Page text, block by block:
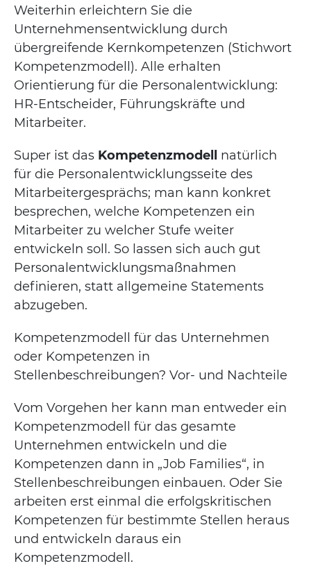
Weiterhin erleichtern Sie die
Unternehmensentwicklung durch
übergreifende Kernkompetenzen (Stichwort
Kompetenzmodell). Alle erhalten
Orientierung für die Personalentwicklung:
HR-Entscheider, Führungskräfte und
Mitarbeiter.
Super ist das Kompetenzmodell
natürlich
für die Personalentwicklungsseite des
Mitarbeitergesprächs; man kann konkret
besprechen, welche Kompetenzen ein
Mitarbeiter zu welcher Stufe weiter
entwickeln soll. So lassen sich auch gut
Personalentwicklungsmaßnahmen
definieren, statt allgemeine Statements
abzugeben.
Kompetenzmodell für das Unternehmen
oder Kompetenzen in
Stellenbeschreibungen? Vor- und Nachteile
Vom Vorgehen her kann man entweder ein
Kompetenzmodell für das gesamte
Unternehmen entwickeln und die
Kompetenzen dann in „Job Families“, in
Stellenbeschreibungen einbauen. Oder Sie
arbeiten erst einmal die erfolgskritischen
Kompetenzen für bestimmte Stellen heraus
und entwickeln daraus ein
Kompetenzmodell.